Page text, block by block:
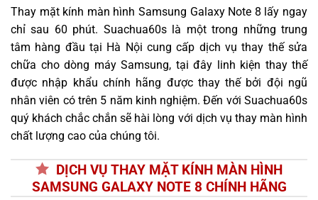
Thay mặt kính màn hình Samsung Galaxy Note 8 lấy ngay
chỉ sau 60 phút. Suachua60s là một trong những trung
tâm hàng đầu tại Hà Nội cung cấp dịch vụ thay thế sửa
chữa cho dòng máy Samsung, tại đây linh kiện thay thế
được nhập khẩu chính hãng được thay thế bởi đội ngũ
nhân viên có trên 5 năm kinh nghiệm. Đến với Suachua60s
quý khách chắc chắn sẽ hài lòng với dịch vụ thay màn hình
chất lượng cao của chúng tôi.
DỊCH VỤ THAY MẶT KÍNH MÀN HÌNH
SAMSUNG GALAXY NOTE 8 CHÍNH HÃNG